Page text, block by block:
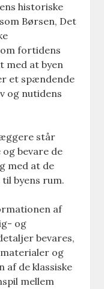
historiske
Børsen, Det
fortidens
med at byen
et spændende
og nutidens
står
bevare de
med at de
byens rum.
af
og
bevares,
og
af de klassiske
mellem